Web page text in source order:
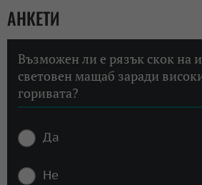
АНКЕТИ
Възможен ли е рязък скок на
световен мащаб заради
горивата?
Да
Не